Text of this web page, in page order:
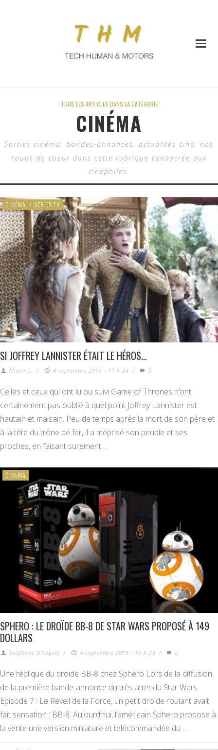
TOUS LES ARTICLES DANS LA CATÉGORIE
CINÉMA
Sorties cinéma, bandes-annonces, actualités ciné, nos
coups de coeur dans cette rubrique consacrée aux
cinéphiles.
CINÉMA / SÉRIES TV
SI JOFFREY LANNISTER ÉTAIT LE HÉROS…
Mister L. / 4 septembre 2015 - 11 h 24 / 0
Celles et ceux qui ont lu ou suivi Game of Thrones n’ont
certainement pas oublié à quel point Joffrey Lannister est
hautain et malsain. Peu de temps après la mort de son père et
à la tête du trône de fer, il a méprisé son peuple et ses
proches, en faisant surement …
CINÉMA
SPHERO : LE DROÏDE BB-8 DE STAR WARS PROPOSÉ À 149
DOLLARS
Stéphane D'Angelo / 4 septembre 2015 - 10 h 23 / 0
Une réplique du droïde BB-8 chez Sphero Lors de la diffusion
de la première bande-annonce du très attendu Star Wars
Episode 7 : Le Réveil de la Force, un petit droïde roulant avait
fait sensation : BB-8. Aujourd’hui, l’américain Sphero propose à
la vente une version miniature et télécommandée du …